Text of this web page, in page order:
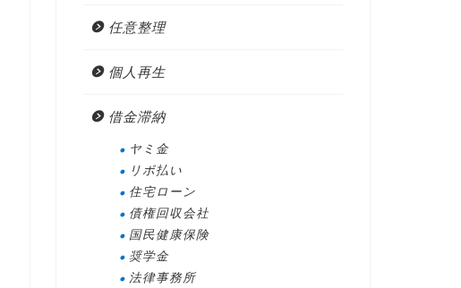
任意整理
個人再生
借金滞納
ヤミ金
リボ払い
住宅ローン
債権回収会社
国民健康保険
奨学金
法律事務所